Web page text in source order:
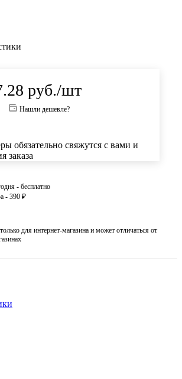
руб./шт
Нашли дешевле?
обязательно свяжутся с вами и
заказа
- бесплатно
- 390 ₽
для интернет-магазина и может отличаться от